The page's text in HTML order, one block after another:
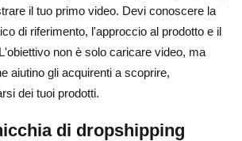
il tuo primo video. Devi conoscere la
di riferimento, l'approccio al prodotto e il
non è solo caricare video, ma
aiutino gli acquirenti a scoprire,
dei tuoi prodotti.
di dropshipping